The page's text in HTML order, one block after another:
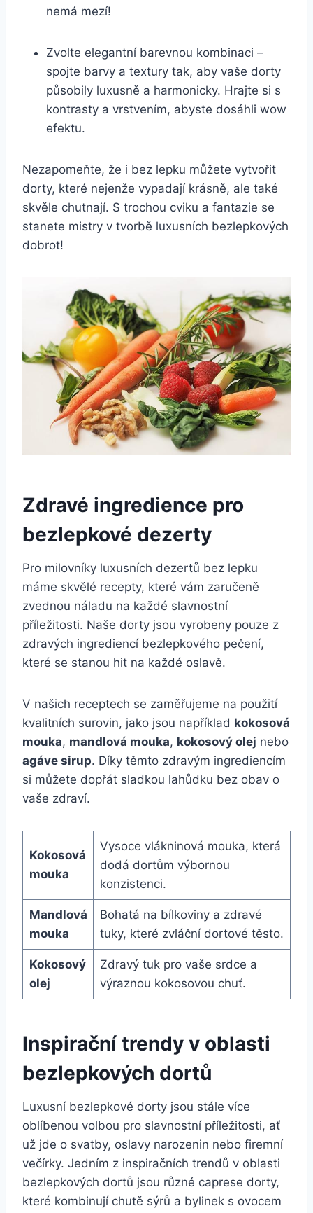
nemá mezí!
Zvolte elegantní barevnou kombinaci –
spojte barvy a textury tak, aby vaše dorty
působily luxusně a harmonicky. Hrajte si s
kontrasty a vrstvením, abyste dosáhli wow
efektu.
Nezapomeňte, že i bez lepku můžete vytvořit
dorty, které nejenže vypadají krásně, ale také
skvěle chutnají. S trochou cviku a fantazie se
stanete mistry v tvorbě luxusních bezlepkových
dobrot!
Zdravé ingredience pro
bezlepkové dezerty
Pro milovníky luxusních dezertů bez lepku
máme skvělé recepty, které vám zaručeně
zvednou náladu na každé slavnostní
příležitosti. Naše dorty jsou vyrobeny pouze z
zdravých ingrediencí bezlepkového pečení,
které se stanou hit na každé oslavě.
V našich receptech se zaměřujeme na použití
kvalitních surovin, jako jsou například kokosová
mouka, mandlová mouka, kokosový olej nebo
agáve sirup. Díky těmto zdravým ingrediencím
si můžete dopřát sladkou lahůdku bez obav o
vaše zdraví.
Kokosová
mouka
Vysoce vlákninová mouka, která
dodá dortům výbornou
konzistenci.
Mandlová
mouka
Bohatá na bílkoviny a zdravé
tuky, které zvláční dortové těsto.
Kokosový
olej
Zdravý tuk pro vaše srdce a
výraznou kokosovou chuť.
Inspirační trendy v oblasti
bezlepkových dortů
Luxusní bezlepkové dorty jsou stále více
oblíbenou volbou pro slavnostní příležitosti, ať
už jde o svatby, oslavy narozenin nebo firemní
večírky. Jedním z inspiračních trendů v oblasti
bezlepkových dortů jsou různé caprese dorty,
které kombinují chutě sýrů a bylinek s ovocem